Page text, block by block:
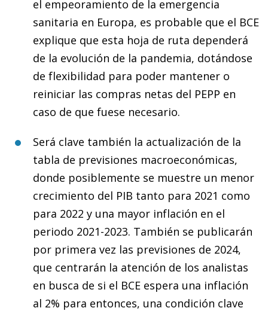
el empeoramiento de la emergencia
sanitaria en Europa, es probable que el BCE
explique que esta hoja de ruta dependerá
de la evolución de la pandemia, dotándose
de flexibilidad para poder mantener o
reiniciar las compras netas del PEPP en
caso de que fuese necesario.
Será clave también la actualización de la
tabla de previsiones macroeconómicas,
donde posiblemente se muestre un menor
crecimiento del PIB tanto para 2021 como
para 2022 y una mayor inflación en el
periodo 2021-2023. También se publicarán
por primera vez las previsiones de 2024,
que centrarán la atención de los analistas
en busca de si el BCE espera una inflación
al 2% para entonces, una condición clave